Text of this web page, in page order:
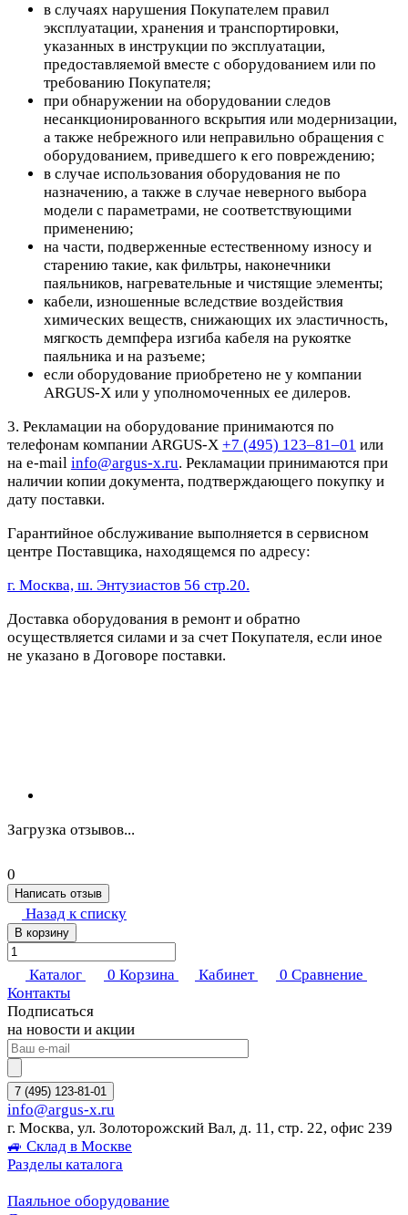
в случаях нарушения Покупателем правил
эксплуатации, хранения и транспортировки,
указанных в инструкции по эксплуатации,
предоставляемой вместе с оборудованием или по
требованию Покупателя;
при обнаружении на оборудовании следов
несанкционированного вскрытия или модернизации,
а также небрежного или неправильно обращения с
оборудованием, приведшего к его повреждению;
в случае использования оборудования не по
назначению, а также в случае неверного выбора
модели с параметрами, не соответствующими
применению;
на части, подверженные естественному износу и
старению такие, как фильтры, наконечники
паяльников, нагревательные и чистящие элементы;
кабели, изношенные вследствие воздействия
химических веществ, снижающих их эластичность,
мягкость демпфера изгиба кабеля на рукоятке
паяльника и на разъеме;
если оборудование приобретено не у компании
ARGUS-X или у уполномоченных ее дилеров.
3. Рекламации на оборудование принимаются по
телефонам компании ARGUS-X +7 (495) 123–81–01 или
на e-mail info@argus-x.ru. Рекламации принимаются при
наличии копии документа, подтверждающего покупку и
дату поставки.
Гарантийное обслуживание выполняется в сервисном
центре Поставщика, находящемся по адресу:
г. Москва, ш. Энтузиастов 56 стр.20.
Доставка оборудования в ремонт и обратно
осуществляется силами и за счет Покупателя, если иное
не указано в Договоре поставки.
Загрузка отзывов...
0
Написать отзыв
Назад к списку
В корзину
Каталог 0 Корзина Кабинет 0 Сравнение
Контакты
Подписаться
на новости и акции
7 (495) 123-81-01
info@argus-x.ru
г. Москва, ул. Золоторожский Вал, д. 11, стр. 22, офис 239
🚙 Склад в Москве
Разделы каталога
Паяльное оборудование